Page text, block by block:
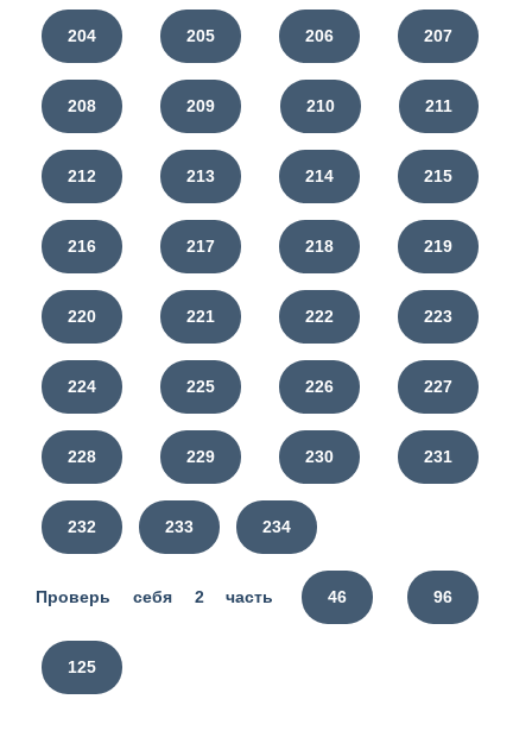
204 205 206 207
208 209 210 211
212 213 214 215
216 217 218 219
220 221 222 223
224 225 226 227
228 229 230 231
232 233 234
Проверь себя 2 часть 46 96
125